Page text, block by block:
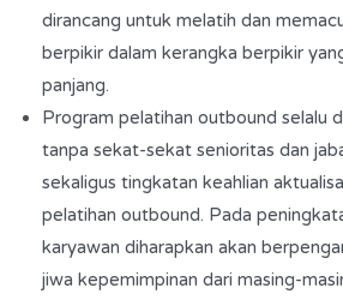
dirancang untuk melatih dan
berpikir dalam kerangka berpikir
panjang.
Program pelatihan outbound selalu
tanpa sekat-sekat senioritas dan
sekaligus tingkatan keahlian
pelatihan outbound. Pada
karyawan diharapkan akan
jiwa kepemimpinan dari masing-